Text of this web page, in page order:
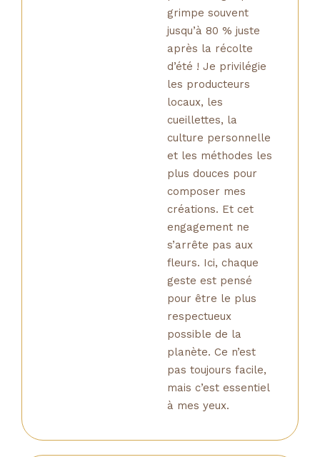
grimpe souvent
jusqu’à 80 % juste
après la récolte
d’été ! Je privilégie
les producteurs
locaux, les
cueillettes, la
culture personnelle
et les méthodes les
plus douces pour
composer mes
créations. Et cet
engagement ne
s’arrête pas aux
fleurs. Ici, chaque
geste est pensé
pour être le plus
respectueux
possible de la
planète. Ce n’est
pas toujours facile,
mais c’est essentiel
à mes yeux.